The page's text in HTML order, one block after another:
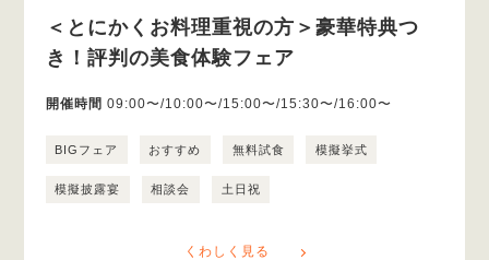
＜とにかくお料理重視の方＞豪華特典つ
き！評判の美食体験フェア
開催時間 09:00〜/10:00〜/15:00〜/15:30〜/16:00〜
BIGフェア おすすめ 無料試食 模擬挙式
模擬披露宴 相談会 土日祝
くわしく見る